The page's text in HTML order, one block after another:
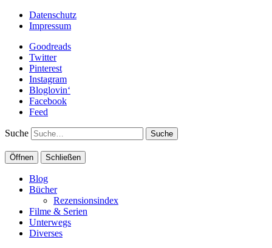
Datenschutz
Impressum
Goodreads
Twitter
Pinterest
Instagram
Bloglovin‘
Facebook
Feed
Suche
Öffnen Schließen
Blog
Bücher
Rezensionsindex
Filme & Serien
Unterwegs
Diverses